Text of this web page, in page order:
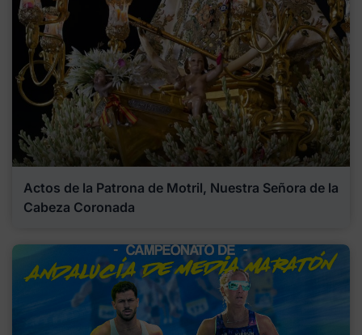
Actos de la Patrona de Motril, Nuestra Señora de la
Cabeza Coronada